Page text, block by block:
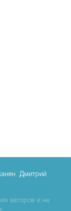
, Дмитрий
авторов и не